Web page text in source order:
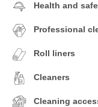
Health and
Professional
Roll liners
Cleaners
Cleaning